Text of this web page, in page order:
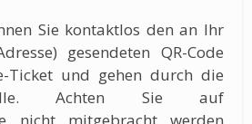
Sie kontaktlos den an Ihr
gesendeten QR-Code
Ticket und gehen durch die
Achten Sie auf
nicht mitgebracht werden